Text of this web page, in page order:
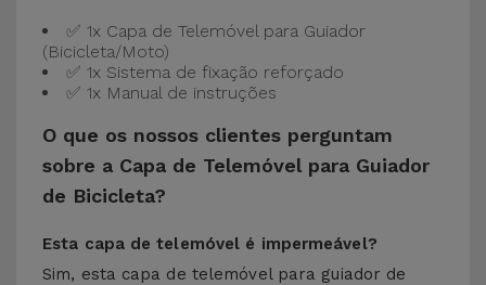
✅ 1x Capa de Telemóvel para Guiador
(Bicicleta/Moto)
✅ 1x Sistema de fixação reforçado
✅ 1x Manual de instruções
O que os nossos clientes perguntam
sobre a Capa de Telemóvel para Guiador
de Bicicleta?
Esta capa de telemóvel é impermeável?
Sim, esta capa de telemóvel para guiador de